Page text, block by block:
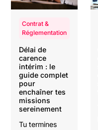
Contrat &
Réglementation
Délai de
carence
intérim : le
guide complet
pour
enchaîner tes
missions
sereinement
Tu termines